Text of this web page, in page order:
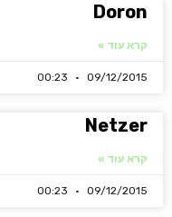
Doron
קרא עוד »
09/12/2015
Netzer
קרא עוד »
09/12/2015